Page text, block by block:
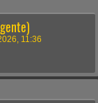
11:36